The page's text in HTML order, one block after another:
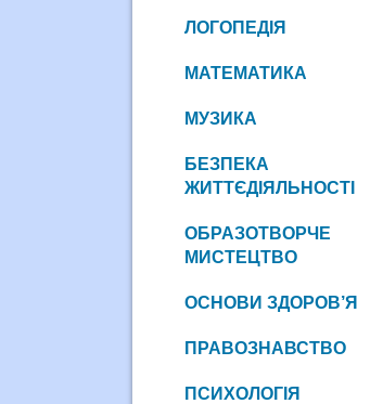
ЛОГОПЕДІЯ
МАТЕМАТИКА
МУЗИКА
БЕЗПЕКА
ЖИТТЄДІЯЛЬНОСТІ
ОБРАЗОТВОРЧЕ
МИСТЕЦТВО
ОСНОВИ ЗДОРОВ’Я
ПРАВОЗНАВСТВО
ПСИХОЛОГІЯ